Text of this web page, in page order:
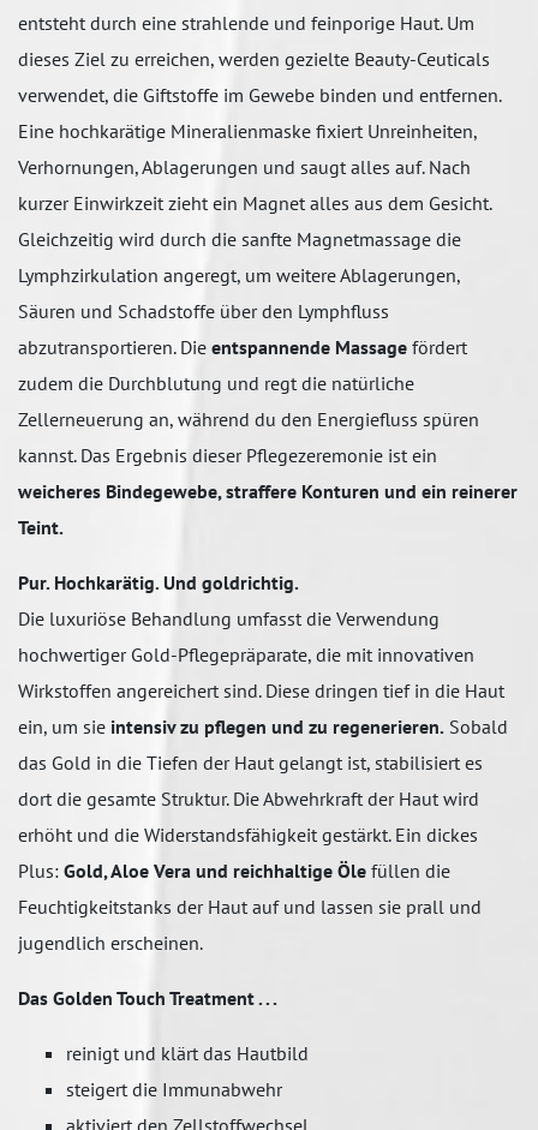
entsteht durch eine strahlende und feinporige Haut. Um
dieses Ziel zu erreichen, werden gezielte Beauty-Ceuticals
verwendet, die Giftstoffe im Gewebe binden und entfernen.
Eine hochkarätige Mineralienmaske fixiert Unreinheiten,
Verhornungen, Ablagerungen und saugt alles auf. Nach
kurzer Einwirkzeit zieht ein Magnet alles aus dem Gesicht.
Gleichzeitig wird durch die sanfte Magnetmassage die
Lymphzirkulation angeregt, um weitere Ablagerungen,
Säuren und Schadstoffe über den Lymphfluss
abzutransportieren. Die entspannende Massage fördert
zudem die Durchblutung und regt die natürliche
Zellerneuerung an, während du den Energiefluss spüren
kannst. Das Ergebnis dieser Pflegezeremonie ist ein
weicheres Bindegewebe, straffere Konturen und ein reinerer
Teint.
Pur. Hochkarätig. Und goldrichtig.
Die luxuriöse Behandlung umfasst die Verwendung
hochwertiger Gold-Pflegepräparate, die mit innovativen
Wirkstoffen angereichert sind. Diese dringen tief in die Haut
ein, um sie intensiv zu pflegen und zu regenerieren. Sobald
das Gold in die Tiefen der Haut gelangt ist, stabilisiert es
dort die gesamte Struktur. Die Abwehrkraft der Haut wird
erhöht und die Widerstandsfähigkeit gestärkt. Ein dickes
Plus: Gold, Aloe Vera und reichhaltige Öle füllen die
Feuchtigkeitstanks der Haut auf und lassen sie prall und
jugendlich erscheinen.
Das Golden Touch Treatment . . .
reinigt und klärt das Hautbild
steigert die Immunabwehr
aktiviert den Zellstoffwechsel